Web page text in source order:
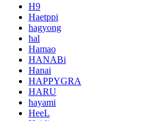
H9
Haetppi
hagyong
hal
Hamao
HANABi
Hanai
HAPPYGRA
HARU
hayami
HeeL